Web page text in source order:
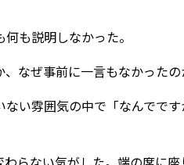
も説明しなかった。
なぜ事前に一言もなかったの
い雰囲気の中で「なんでです